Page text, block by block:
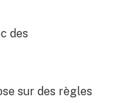
des
sur des règles